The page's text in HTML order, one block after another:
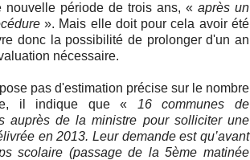
nouvelle période de trois ans, « après un
». Mais elle doit pour cela avoir été
donc la possibilité de prolonger d'un an
nécessaire.
pas d'estimation précise sur le nombre
il indique que « 16 communes de
auprès de la ministre pour solliciter une
en 2013. Leur demande est qu’avant
scolaire (passage de la 5ème matinée